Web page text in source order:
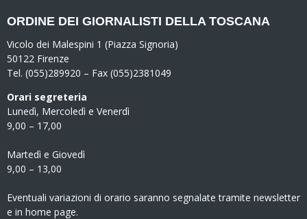
ORDINE DEI GIORNALISTI DELLA TOSCANA
Vicolo dei Malespini 1 (Piazza Signoria)
50122 Firenze
Tel. (055)289920 – Fax (055)2381049
Orari segreteria
Lunedì, Mercoledì e Venerdì
9,00 – 17,00
Martedì e Giovedì
9,00 – 13,00
Eventuali variazioni di orario saranno segnalate tramite newsletter
e in home page.